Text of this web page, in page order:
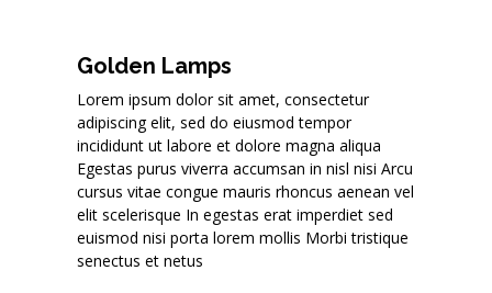
Golden Lamps
Lorem ipsum dolor sit amet, consectetur
adipiscing elit, sed do eiusmod tempor
incididunt ut labore et dolore magna aliqua
Egestas purus viverra accumsan in nisl nisi Arcu
cursus vitae congue mauris rhoncus aenean vel
elit scelerisque In egestas erat imperdiet sed
euismod nisi porta lorem mollis Morbi tristique
senectus et netus